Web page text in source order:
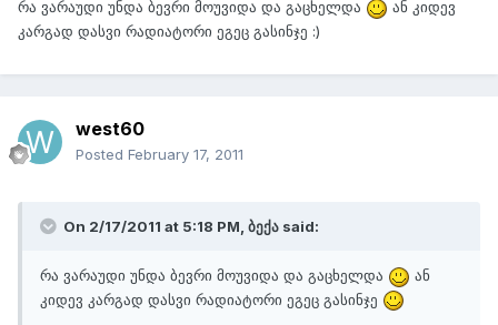
რა ვარაუდი უნდა ბევრი მოუვიდა და გაცხელდა
ან კიდევ
კარგად დასვი რადიატორი ეგეც გასინჯე :)
west60
Posted February 17, 2011
On 2/17/2011 at 5:18 PM, ბექა said:
რა ვარაუდი უნდა ბევრი მოუვიდა და გაცხელდა
ან
კიდევ კარგად დასვი რადიატორი ეგეც გასინჯე